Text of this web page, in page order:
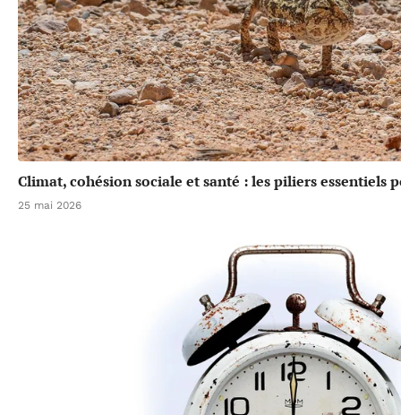
Climat, cohésion sociale et santé : les piliers essentiels
25 mai 2026